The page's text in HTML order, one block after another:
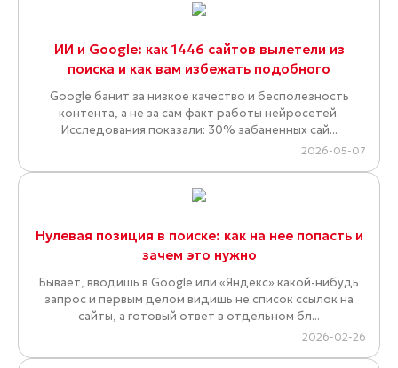
ИИ и Google: как 1446 сайтов вылетели из
поиска и как вам избежать подобного
Google банит за низкое качество и бесполезность
контента, а не за сам факт работы нейросетей.
Исследования показали: 30% забаненных сай...
2026-05-07
Нулевая позиция в поиске: как на нее попасть и
зачем это нужно
Бывает, вводишь в Google или «Яндекс» какой-нибудь
запрос и первым делом видишь не список ссылок на
сайты, а готовый ответ в отдельном бл...
2026-02-26